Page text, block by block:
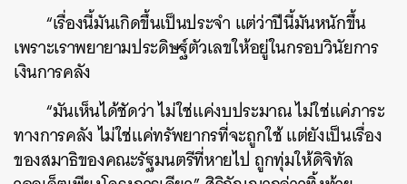
“เรื่องนี้มันเกิดขึ้นเป็นประจำ แต่ว่าปีนี้มันหนักขึ้น
เพราะเราพยายามประดิษฐ์ตัวเลขให้อยู่ในกรอบวินัยการ
เงินการคลัง
“มันเห็นได้ชัดว่า ไม่ใช่แค่งบประมาณ ไม่ใช่แค่ภาระ
ทางการคลัง ไม่ใช่แค่ทรัพยากรที่จะถูกใช้ แต่ยังเป็นเรื่อง
ของสมาธิของคณะรัฐมนตรีที่หายไป ถูกทุ่มให้ดิจิทัล